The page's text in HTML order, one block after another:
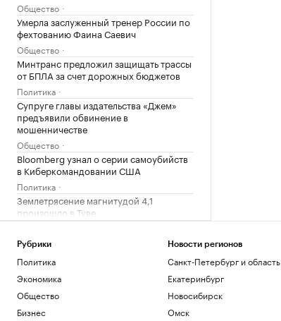
Общество
Умерла заслуженный тренер России по
фехтованию Фаина Саевич
Общество
Минтранс предложил защищать трассы
от БПЛА за счет дорожных бюджетов
Политика
Супруге главы издательства «Джем»
предъявили обвинение в
мошенничестве
Общество
Bloomberg узнал о серии самоубийств
в Киберкомандовании США
Политика
Землетрясение магнитудой 4,1
произошло в Туве
Средняя пенсия неработающих
России
Общество
США ввели санкции в отношении
военного атташе Кубы в России
Рубрики
Политика
Экономика
Общество
Бизнес
Новости регионов
Санкт-Петербург и область
Екатеринбург
Новосибирск
Омск